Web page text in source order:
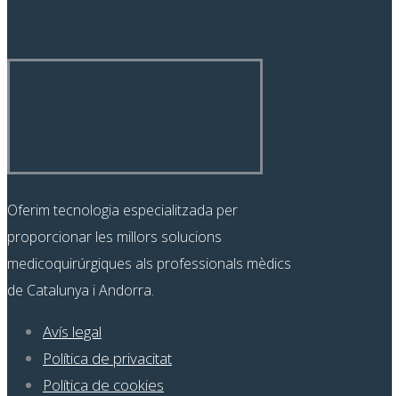
Oferim tecnologia especialitzada per
proporcionar les millors solucions
medicoquirúrgiques als professionals mèdics
de Catalunya i Andorra.
Avís legal
Política de privacitat
Política de cookies